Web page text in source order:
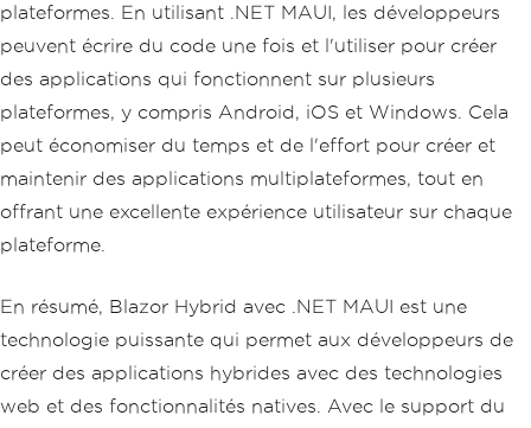
plateformes. En utilisant .NET MAUI, les développeurs
peuvent écrire du code une fois et l'utiliser pour créer
des applications qui fonctionnent sur plusieurs
plateformes, y compris Android, iOS et Windows. Cela
peut économiser du temps et de l'effort pour créer et
maintenir des applications multiplateformes, tout en
offrant une excellente expérience utilisateur sur chaque
plateforme.
En résumé, Blazor Hybrid avec .NET MAUI est une
technologie puissante qui permet aux développeurs de
créer des applications hybrides avec des technologies
web et des fonctionnalités natives. Avec le support du